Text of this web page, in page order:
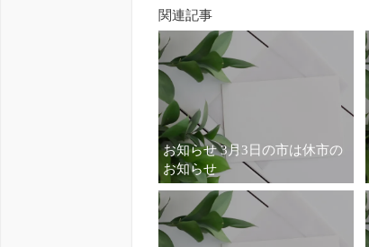
関連記事
お知らせ 3月3日の市は休市の
お知らせ